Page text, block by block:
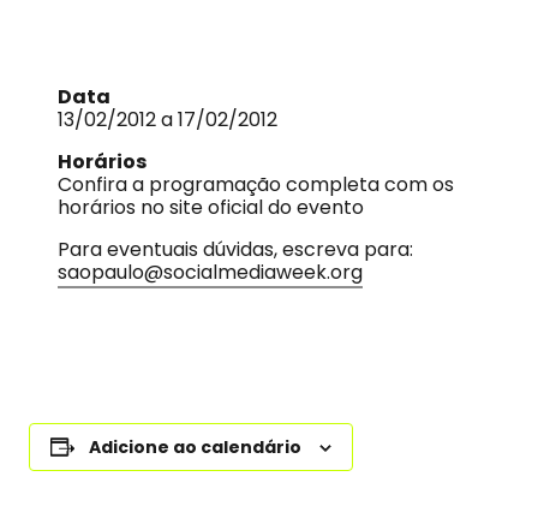
Data
13/02/2012 a 17/02/2012
Horários
Confira a programação completa com os
horários no site oficial do evento
Para eventuais dúvidas, escreva para:
saopaulo@socialmediaweek.org
Adicione ao calendário